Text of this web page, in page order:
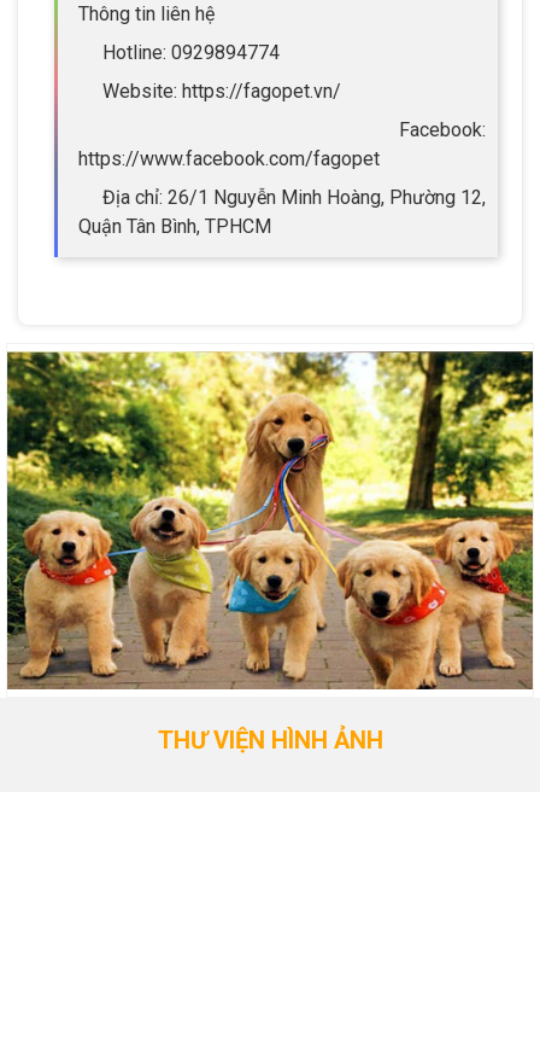
Thông tin liên hệ
Hotline: 0929894774
Website: https://fagopet.vn/
Facebook:
https://www.facebook.com/fagopet
Địa chỉ: 26/1 Nguyễn Minh Hoàng, Phường 12,
Quận Tân Bình, TPHCM
THƯ VIỆN HÌNH ẢNH